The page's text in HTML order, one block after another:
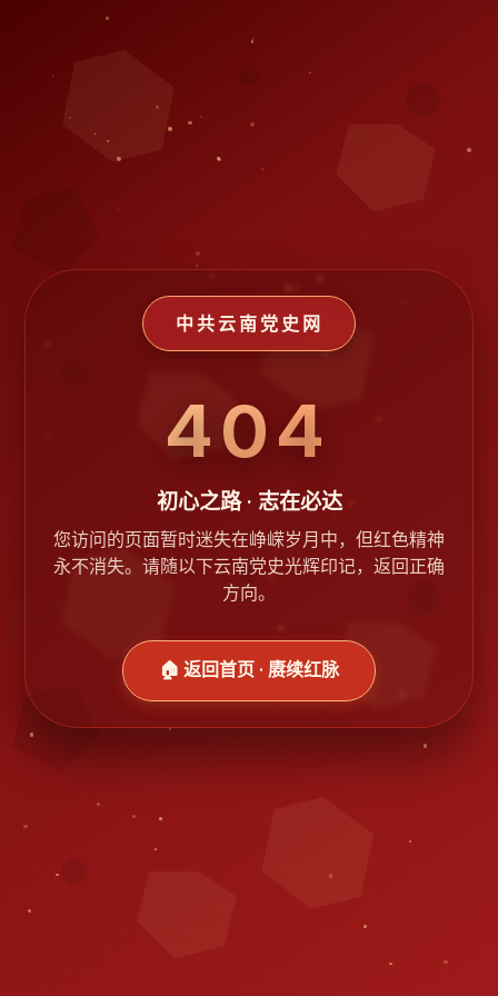
中共云南党史网
404
初心之路 · 志在必达
您访问的页面暂时迷失在峥嵘岁月中，但红色精神
永不消失。请随以下云南党史光辉印记，返回正确
方向。
🏠 返回首页 · 赓续红脉